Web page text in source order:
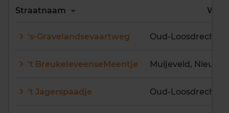
Alles
N
Q
R S T U
V
Straatnaam Wijk
's-Gravelandsevaartweg Oud-Loosdrecht
't BreukeleveenseMeentje
't Jagerspaadje Oud-Loosdrecht